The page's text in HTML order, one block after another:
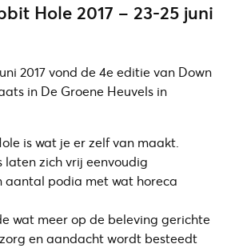
Hole 2017 – 23-25 juni
2017 vond de 4e editie van Down
in De Groene Heuvels in
is wat je er zelf van maakt.
laten zich vrij eenvoudig
aantal podia met wat horeca
wat meer op de beleving gerichte
en aandacht wordt besteedt